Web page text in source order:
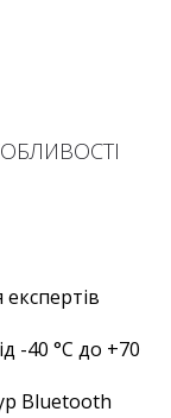
-40 °C до +70
Bluetooth